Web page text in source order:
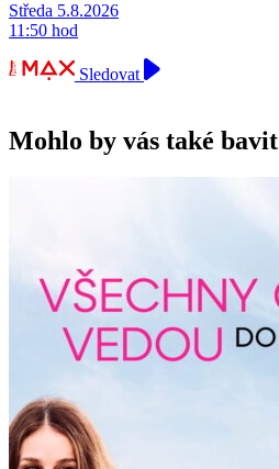
Středa 5.8.2026
11:50 hod
Sledovat
Mohlo by vás také bavit